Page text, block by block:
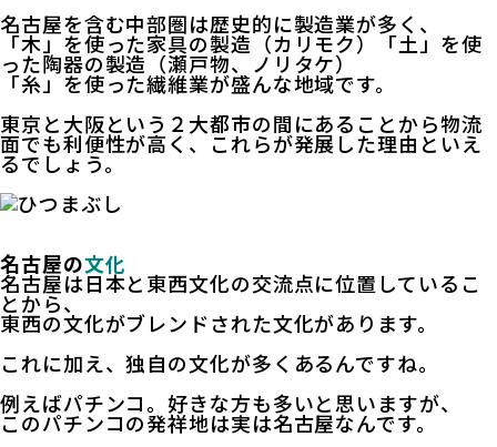
名古屋を含む中部圏は歴史的に製造業が多く、
「木」を使った家具の製造（カリモク）「土」を使
った陶器の製造（瀬戸物、ノリタケ）
「糸」を使った繊維業が盛んな地域です。
東京と大阪という２大都市の間にあることから物流
面でも利便性が高く、これらが発展した理由といえ
るでしょう。
名古屋の文化
名古屋は日本と東西文化の交流点に位置しているこ
とから、
東西の文化がブレンドされた文化があります。
これに加え、独自の文化が多くあるんですね。
例えばパチンコ。好きな方も多いと思いますが、
このパチンコの発祥地は実は名古屋なんです。